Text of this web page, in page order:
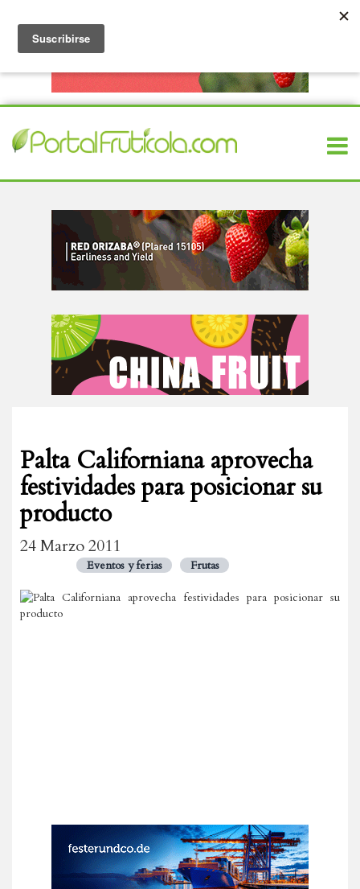
Palta Californiana aprovecha
festividades para posicionar su
producto
24 Marzo 2011
Eventos y ferias Frutas